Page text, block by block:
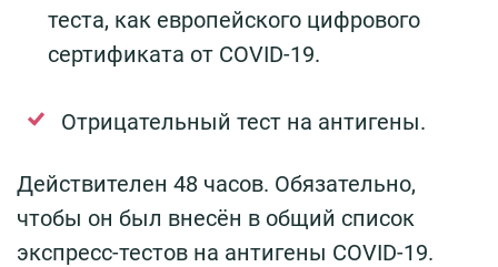
теста, как европейского цифрового
сертификата от COVID-19.
Отрицательный тест на антигены.
Действителен 48 часов. Обязательно,
чтобы он был внесён в общий список
экспресс-тестов на антигены COVID-19.